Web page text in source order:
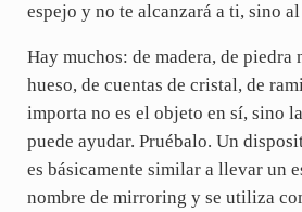
espejo y no te alcanzará a ti, sino
Hay muchos: de madera, de piedra
hueso, de cuentas de cristal, de
importa no es el objeto en sí, sino
puede ayudar. Pruébalo. Un
es básicamente similar a llevar un
nombre de mirroring y se utiliza